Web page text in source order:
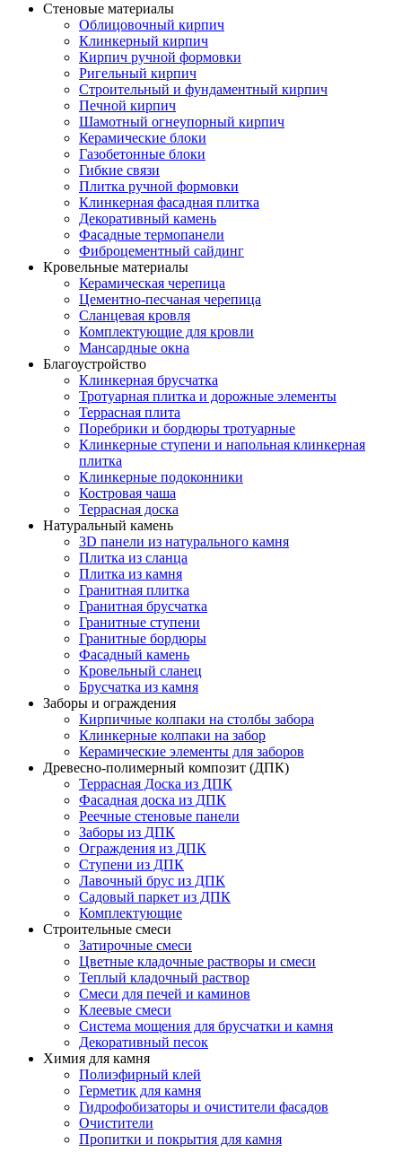
Стеновые материалы
Облицовочный кирпич
Клинкерный кирпич
Кирпич ручной формовки
Ригельный кирпич
Строительный и фундаментный кирпич
Печной кирпич
Шамотный огнеупорный кирпич
Керамические блоки
Газобетонные блоки
Гибкие связи
Плитка ручной формовки
Клинкерная фасадная плитка
Декоративный камень
Фасадные термопанели
Фиброцементный сайдинг
Кровельные материалы
Керамическая черепица
Цементно-песчаная черепица
Сланцевая кровля
Комплектующие для кровли
Мансардные окна
Благоустройство
Клинкерная брусчатка
Тротуарная плитка и дорожные элементы
Террасная плита
Поребрики и бордюры тротуарные
Клинкерные ступени и напольная клинкерная
плитка
Клинкерные подоконники
Костровая чаша
Террасная доска
Натуральный камень
3D панели из натурального камня
Плитка из сланца
Плитка из камня
Гранитная плитка
Гранитная брусчатка
Гранитные ступени
Гранитные бордюры
Фасадный камень
Кровельный сланец
Брусчатка из камня
Заборы и ограждения
Кирпичные колпаки на столбы забора
Клинкерные колпаки на забор
Керамические элементы для заборов
Древесно-полимерный композит (ДПК)
Террасная Доска из ДПК
Фасадная доска из ДПК
Реечные стеновые панели
Заборы из ДПК
Ограждения из ДПК
Ступени из ДПК
Лавочный брус из ДПК
Садовый паркет из ДПК
Комплектующие
Строительные смеси
Затирочные смеси
Цветные кладочные растворы и смеси
Теплый кладочный раствор
Смеси для печей и каминов
Клеевые смеси
Система мощения для брусчатки и камня
Декоративный песок
Химия для камня
Полиэфирный клей
Герметик для камня
Гидрофобизаторы и очистители фасадов
Очистители
Пропитки и покрытия для камня